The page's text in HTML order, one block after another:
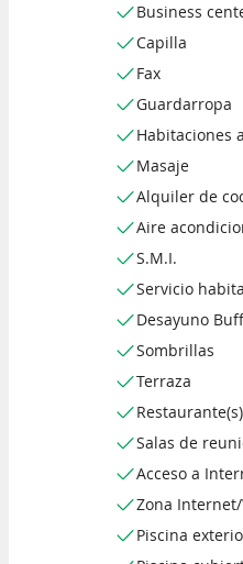
Business
Capilla
Fax
Guardarropa
Habitaciones
Masaje
Alquiler de
Aire
S.M.I.
Servicio
Desayuno
Sombrillas
Terraza
Restaurante(s)
Salas de
Acceso a
Zona Internet/
Piscina